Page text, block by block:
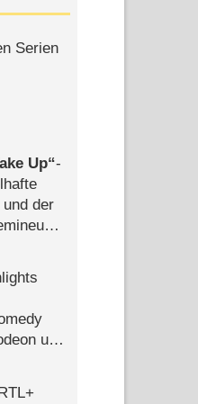
Serien
Up -
der
und